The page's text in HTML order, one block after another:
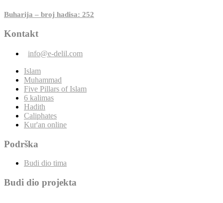
Buharija – broj hadisa: 252
Kontakt
info@e-delil.com
Islam
Muhammad
Five Pillars of Islam
6 kalimas
Hadith
Caliphates
Kur'an online
Podrška
Budi dio tima
Budi dio projekta